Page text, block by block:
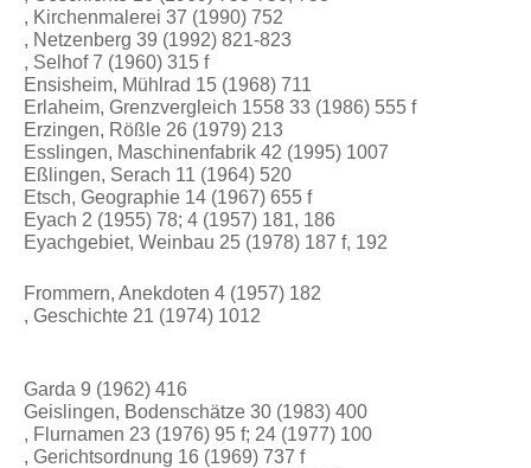
, Kirchenmalerei 37 (1990) 752
, Netzenberg 39 (1992) 821-823
, Selhof 7 (1960) 315 f
Ensisheim, Mühlrad 15 (1968) 711
Erlaheim, Grenzvergleich 1558 33 (1986) 555 f
Erzingen, Rößle 26 (1979) 213
Esslingen, Maschinenfabrik 42 (1995) 1007
Eßlingen, Serach 11 (1964) 520
Etsch, Geographie 14 (1967) 655 f
Eyach 2 (1955) 78; 4 (1957) 181, 186
Eyachgebiet, Weinbau 25 (1978) 187 f, 192
Frommern, Anekdoten 4 (1957) 182
, Geschichte 21 (1974) 1012
Garda 9 (1962) 416
Geislingen, Bodenschätze 30 (1983) 400
, Flurnamen 23 (1976) 95 f; 24 (1977) 100
, Gerichtsordnung 16 (1969) 737 f